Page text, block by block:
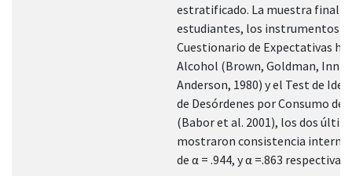
estratificado. La muestra final
estudiantes, los instrumentos
Cuestionario de Expectativas
Alcohol (Brown, Goldman, Inn &
Anderson, 1980) y el Test de
de Desórdenes por Consumo de
(Babor et al. 2001), los dos
mostraron consistencia interna
de α = .944, y α =.863